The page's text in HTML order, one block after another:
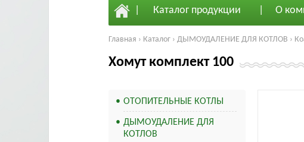
Каталог продукции О
Главная › Каталог › ДЫМОУДАЛЕНИЕ ДЛЯ КОТЛОВ ›
Хомут комплект 100
ОТОПИТЕЛЬНЫЕ КОТЛЫ
ДЫМОУДАЛЕНИЕ ДЛЯ
КОТЛОВ